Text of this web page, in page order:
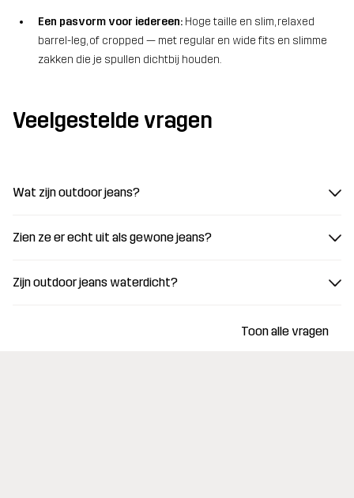
Een pasvorm voor iedereen: Hoge taille en slim, relaxed
barrel-leg, of cropped — met regular en wide fits en slimme
zakken die je spullen dichtbij houden.
Veelgestelde vragen
Wat zijn outdoor jeans?
Zien ze er echt uit als gewone jeans?
Zijn outdoor jeans waterdicht?
Toon alle vragen